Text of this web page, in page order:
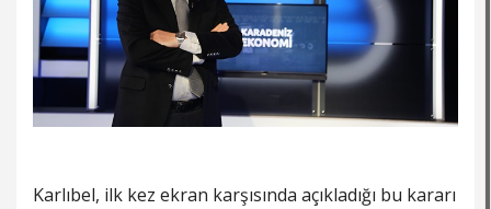
Karlıbel, ilk kez ekran karşısında açıkladığı bu kararı